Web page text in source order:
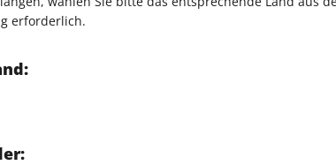
Sci-Fi-Action-RPGs
Early-Access-
Heroes of Might &
erforderlich.